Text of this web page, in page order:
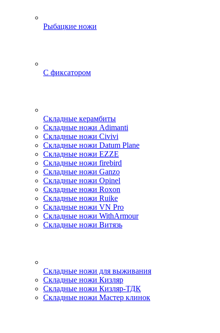
Рыбацкие ножи
С фиксатором
Складные керамбиты
Складные ножи Adimanti
Складные ножи Civivi
Складные ножи Datum Plane
Складные ножи EZZE
Складные ножи firebird
Складные ножи Ganzo
Складные ножи Opinel
Складные ножи Roxon
Складные ножи Ruike
Складные ножи VN Pro
Складные ножи WithArmour
Складные ножи Витязь
Складные ножи для выживания
Складные ножи Кизляр
Складные ножи Кизляр-ТДК
Складные ножи Мастер клинок